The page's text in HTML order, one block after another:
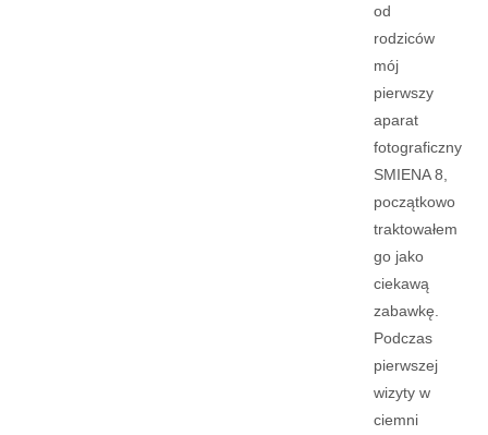
od
rodziców
mój
pierwszy
aparat
fotograficzny
SMIENA 8,
początkowo
traktowałem
go jako
ciekawą
zabawkę.
Podczas
pierwszej
wizyty w
ciemni